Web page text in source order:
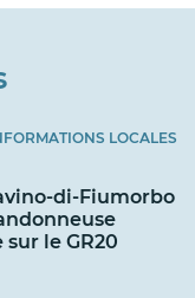
LOCALES
di-Fiumorbo
sur le GR20